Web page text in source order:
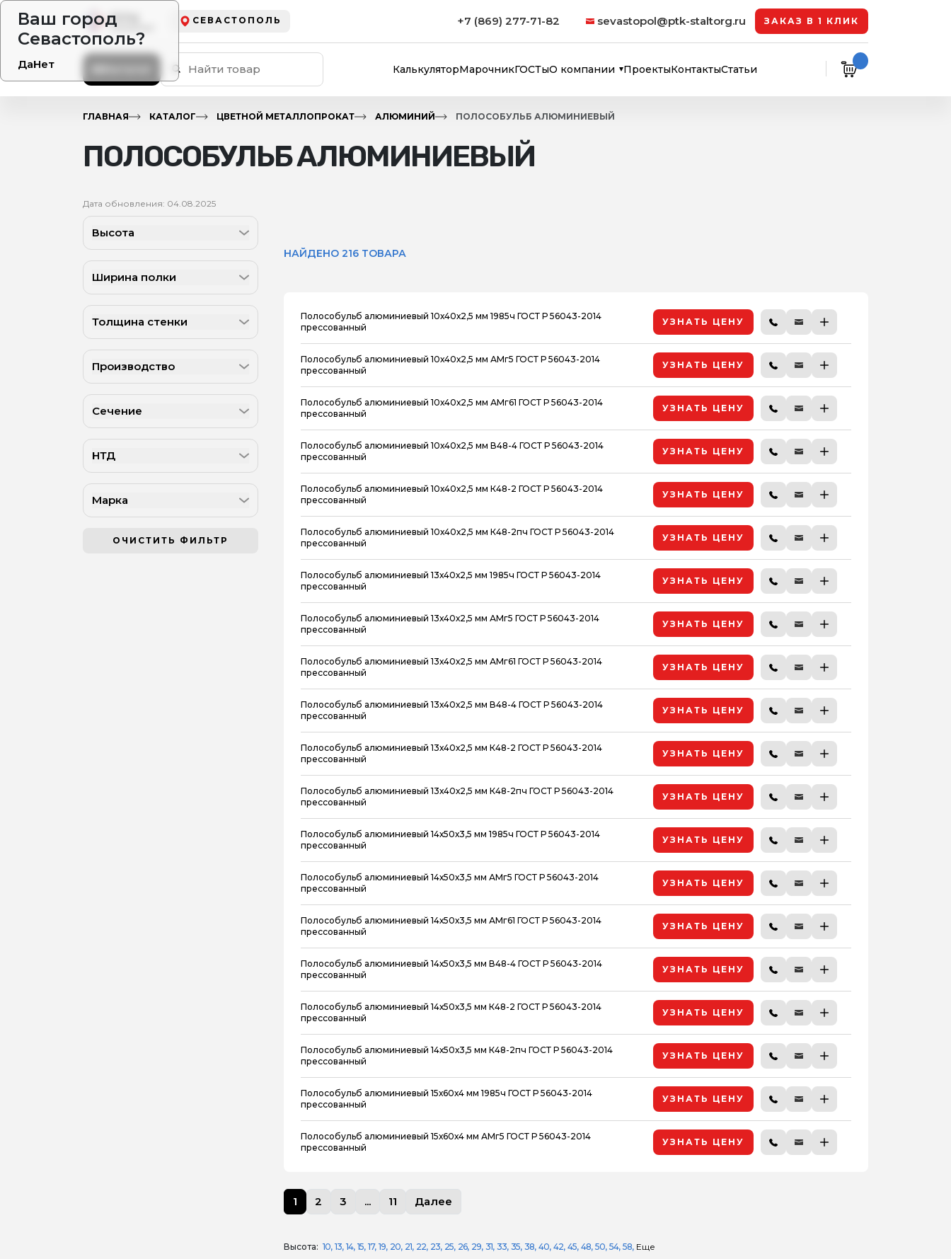
Ваш город
Севастополь?
ДаНет
СЕВАСТОПОЛЬ +7 (869) 277-71-82 sevastopol@ptk-staltorg.ru ЗАКАЗ В 1 КЛИК
КалькуляторМарочникГОСТыО компании ПроектыКонтактыСтатьи
ГЛАВНАЯ КАТАЛОГ ЦВЕТНОЙ МЕТАЛЛОПРОКАТ АЛЮМИНИЙ ПОЛОСОБУЛЬБ АЛЮМИНИЕВЫЙ
ПОЛОСОБУЛЬБ АЛЮМИНИЕВЫЙ
Дата обновления: 04.08.2025
Высота
Ширина полки
Толщина стенки
Производство
Сечение
НТД
Марка
ОЧИСТИТЬ ФИЛЬТР
НАЙДЕНО 216 ТОВАРА
Полособульб алюминиевый 10х40х2,5 мм 1985ч ГОСТ Р 56043-2014
прессованный
УЗНАТЬ ЦЕНУ
Полособульб алюминиевый 10х40х2,5 мм АМг5 ГОСТ Р 56043-2014
прессованный
УЗНАТЬ ЦЕНУ
Полособульб алюминиевый 10х40х2,5 мм АМг61 ГОСТ Р 56043-2014
прессованный
УЗНАТЬ ЦЕНУ
Полособульб алюминиевый 10х40х2,5 мм В48-4 ГОСТ Р 56043-2014
прессованный
УЗНАТЬ ЦЕНУ
Полособульб алюминиевый 10х40х2,5 мм К48-2 ГОСТ Р 56043-2014
прессованный
УЗНАТЬ ЦЕНУ
Полособульб алюминиевый 10х40х2,5 мм К48-2пч ГОСТ Р 56043-2014
прессованный
УЗНАТЬ ЦЕНУ
Полособульб алюминиевый 13х40х2,5 мм 1985ч ГОСТ Р 56043-2014
прессованный
УЗНАТЬ ЦЕНУ
Полособульб алюминиевый 13х40х2,5 мм АМг5 ГОСТ Р 56043-2014
прессованный
УЗНАТЬ ЦЕНУ
Полособульб алюминиевый 13х40х2,5 мм АМг61 ГОСТ Р 56043-2014
прессованный
УЗНАТЬ ЦЕНУ
Полособульб алюминиевый 13х40х2,5 мм В48-4 ГОСТ Р 56043-2014
прессованный
УЗНАТЬ ЦЕНУ
Полособульб алюминиевый 13х40х2,5 мм К48-2 ГОСТ Р 56043-2014
прессованный
УЗНАТЬ ЦЕНУ
Полособульб алюминиевый 13х40х2,5 мм К48-2пч ГОСТ Р 56043-2014
прессованный
УЗНАТЬ ЦЕНУ
Полособульб алюминиевый 14х50х3,5 мм 1985ч ГОСТ Р 56043-2014
прессованный
УЗНАТЬ ЦЕНУ
Полособульб алюминиевый 14х50х3,5 мм АМг5 ГОСТ Р 56043-2014
прессованный
УЗНАТЬ ЦЕНУ
Полособульб алюминиевый 14х50х3,5 мм АМг61 ГОСТ Р 56043-2014
прессованный
УЗНАТЬ ЦЕНУ
Полособульб алюминиевый 14х50х3,5 мм В48-4 ГОСТ Р 56043-2014
прессованный
УЗНАТЬ ЦЕНУ
Полособульб алюминиевый 14х50х3,5 мм К48-2 ГОСТ Р 56043-2014
прессованный
УЗНАТЬ ЦЕНУ
Полособульб алюминиевый 14х50х3,5 мм К48-2пч ГОСТ Р 56043-2014
прессованный
УЗНАТЬ ЦЕНУ
Полособульб алюминиевый 15х60х4 мм 1985ч ГОСТ Р 56043-2014
прессованный
УЗНАТЬ ЦЕНУ
Полособульб алюминиевый 15х60х4 мм АМг5 ГОСТ Р 56043-2014
прессованный
УЗНАТЬ ЦЕНУ
1 2 3 ... 11 Далее
Высота: 10 13 14 15 17 19 20 21 22 23 25 26 29 31 33 35 38 40 42 45 48 50 54 58 Еще